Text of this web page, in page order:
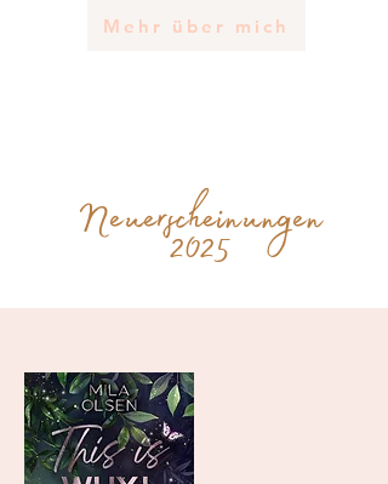
Mehr über mich
Neuerscheinungen
2025